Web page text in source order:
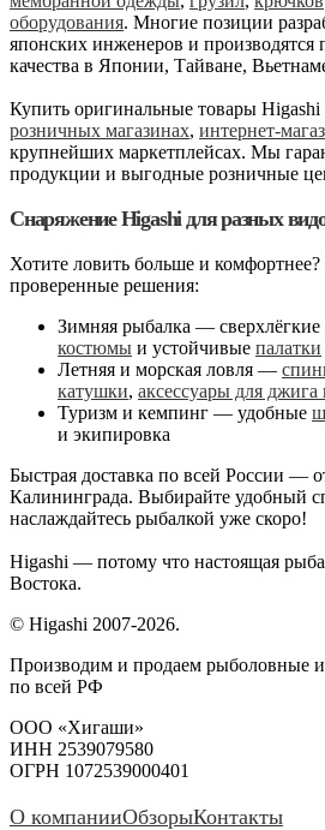
оборудования. Многие позиции
японских инженеров и производятся
качества в Японии, Тайване,
Купить оригинальные товары
розничных магазинах, интернет-
крупнейших маркетплейсах. Мы
продукции и выгодные розничные
Снаряжение Higashi для разных
Хотите ловить больше и
проверенные решения:
Зимняя рыбалка — сверхлёгкие
костюмы и устойчивые палатки
Летняя и морская ловля —
катушки, аксессуары для джига
Туризм и кемпинг — удобные
и экипировка
Быстрая доставка по всей России —
Калининграда. Выбирайте удобный
наслаждайтесь рыбалкой уже скоро!
Higashi — потому что настоящая
Востока.
© Higashi 2007-2026.
Производим и продаем рыболовные и
по всей РФ
ООО «Хигаши»
ИНН 2539079580
ОГРН 1072539000401
О компанииОбзорыКонтакты